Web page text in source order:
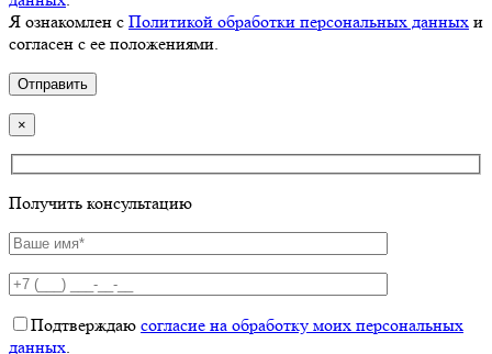
Я ознакомлен с Политикой обработки персональных данных и
согласен с ее положениями.
×
Получить консультацию
Подтверждаю согласие на обработку моих персональных
данных.